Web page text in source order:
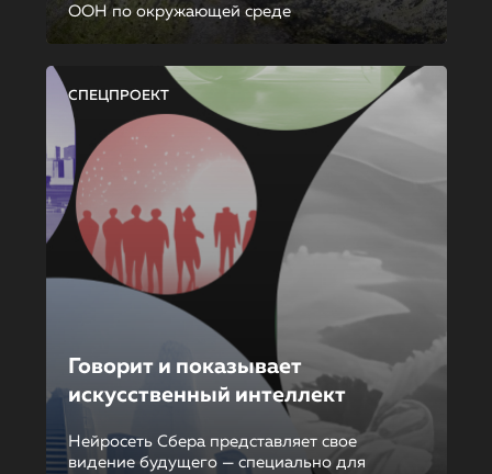
ООН по окружающей среде
СПЕЦПРОЕКТ
Говорит и показывает
искусственный интеллект
Нейросеть Сбера представляет свое
видение будущего — специально для